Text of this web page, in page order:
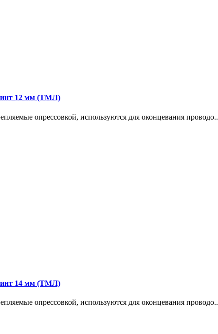
12 мм (ТМЛ)
опрессовкой, используются для оконцевания проводо..
14 мм (ТМЛ)
опрессовкой, используются для оконцевания проводо..